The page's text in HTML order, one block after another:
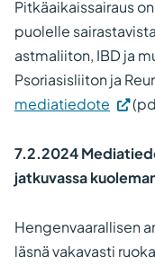
Pitkäaikaissairaus
puolelle
astmaliiton, IBD ja
Psoriasisliiton ja
mediatiedote
7.2.2024
jatkuvassa
Hengenvaarallisen
läsnä vakavasti